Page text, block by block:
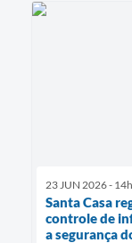
23 JUN 2026 -
Santa Casa
controle de
a segurança